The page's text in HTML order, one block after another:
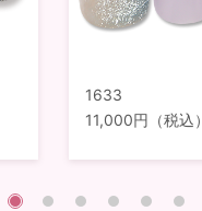
1633
11,000円（税込）